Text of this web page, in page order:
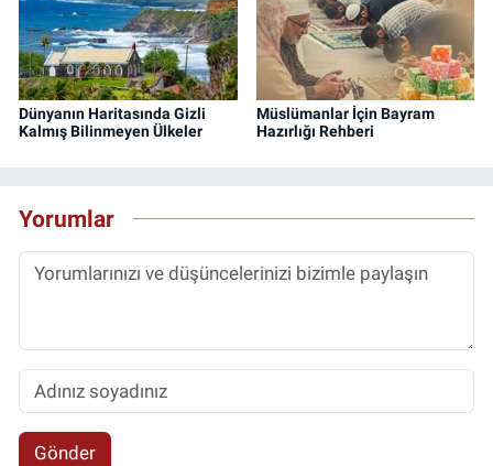
Dünyanın Haritasında Gizli
Kalmış Bilinmeyen Ülkeler
Müslümanlar İçin Bayram
Hazırlığı Rehberi
Yorumlar
Gönder